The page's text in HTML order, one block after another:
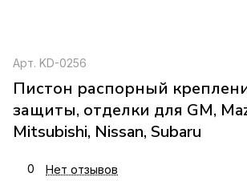
Арт. KD-0256
Пистон распорный
защиты, отделки для GM,
Mitsubishi, Nissan, Subaru
0 Нет отзывов